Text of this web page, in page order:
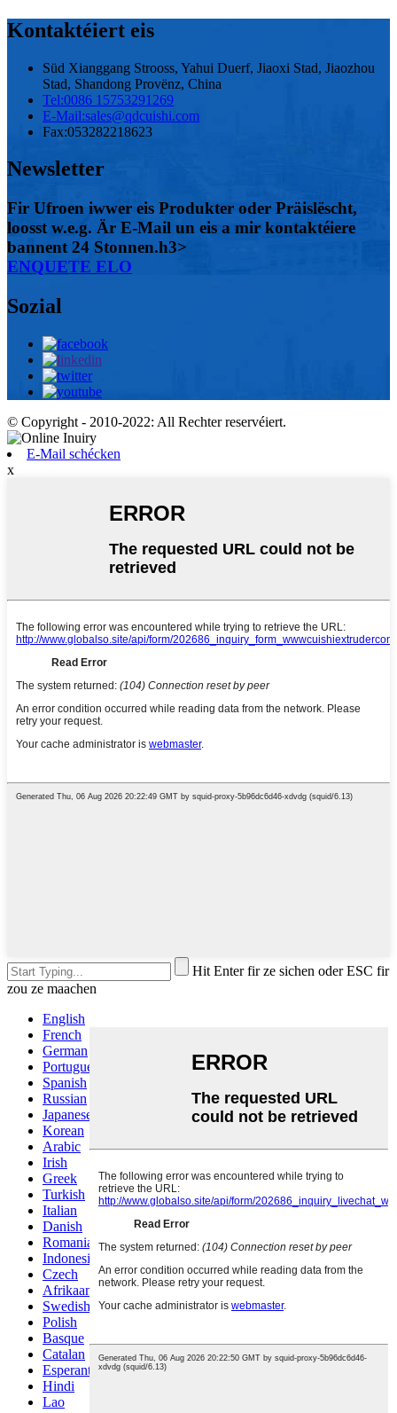
Kontaktéiert eis
Süd Xianggang Strooss, Yahui Duerf, Jiaoxi Stad, Jiaozhou
Stad, Shandong Provënz, China
Tel:0086 15753291269
E-Mail:sales@qdcuishi.com
Fax:053282218623
Newsletter
Fir Ufroen iwwer eis Produkter oder Präislëscht,
loosst w.e.g. Är E-Mail un eis a mir kontaktéiere
bannent 24 Stonnen.h3>
ENQUETE ELO
Sozial
© Copyright - 2010-2022: All Rechter reservéiert.
E-Mail schécken
x
Hit Enter fir ze sichen oder ESC fir
zou ze maachen
English
French
German
Portuguese
Spanish
Russian
Japanese
Korean
Arabic
Irish
Greek
Turkish
Italian
Danish
Romanian
Indonesian
Czech
Afrikaans
Swedish
Polish
Basque
Catalan
Esperanto
Hindi
Lao